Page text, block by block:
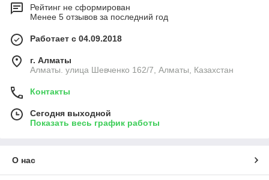
Рейтинг не сформирован
Менее 5 отзывов за последний год
Работает с 04.09.2018
г. Алматы
Алматы. улица Шевченко 162/7, Алматы, Казахстан
Контакты
Сегодня выходной
Показать весь график работы
О нас